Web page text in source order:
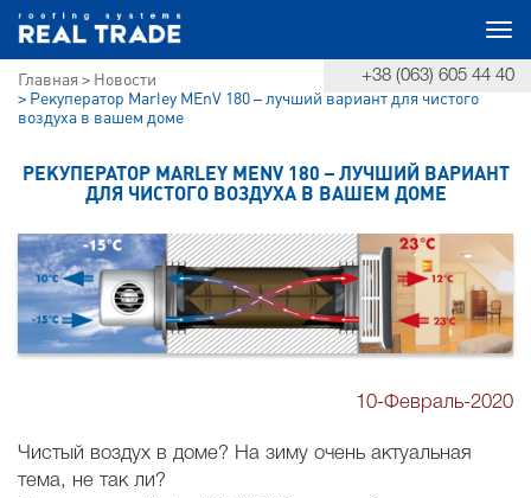
+38 (063) 605 44 40
Главная
Новости
Рекуператор Marley MEnV 180 – лучший вариант для чистого
воздуха в вашем доме
РЕКУПЕРАТОР MARLEY MENV 180 – ЛУЧШИЙ ВАРИАНТ
ДЛЯ ЧИСТОГО ВОЗДУХА В ВАШЕМ ДОМЕ
10-Февраль-2020
Чистый воздух в доме? На зиму очень актуальная
тема, не так ли?